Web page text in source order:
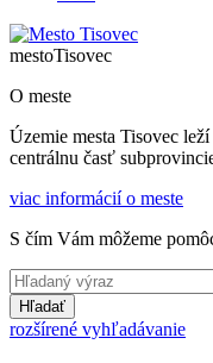
mestoTisovec
O meste
Územie mesta Tisovec
centrálnu časť
viac informácií o meste
S čím Vám môžeme
Hľadať
rozšírené vyhľadávanie